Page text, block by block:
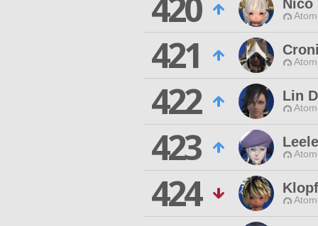
Nico
421
422 Lin
423
424